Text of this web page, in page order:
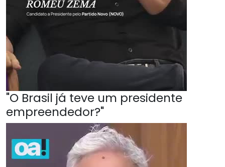
"O Brasil já teve um presidente
empreendedor?"